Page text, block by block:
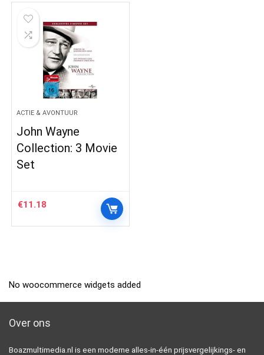
ACTIE & AVONTUUR
John Wayne
Collection: 3 Movie
Set
€11.18
No woocommerce widgets added
Over ons
Boazmultimedia.nl is een moderne alles-in-één prijsvergelijkings- en